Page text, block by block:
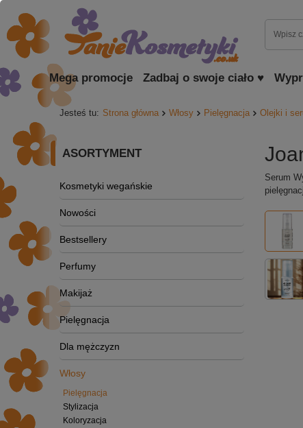
Mega promocje Zadbaj o swoje ciało ♥
Jesteś tu: Strona główna Włosy Pielęgnacja Olejki i
ASORTYMENT
Kosmetyki wegańskie
Nowości
Bestsellery
Perfumy
Makijaż
Pielęgnacja
Dla mężczyzn
Włosy
Pielęgnacja
Stylizacja
Koloryzacja
Serum